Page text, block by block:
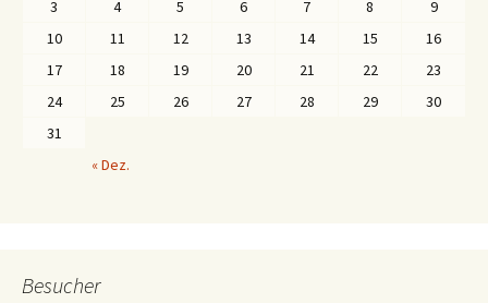
3
4 5 6 7 8
9
10
11 12 13 14 15
16
17
18 19 20 21 22
23
24
25 26 27 28 29
30
31
« Dez.
Besucher